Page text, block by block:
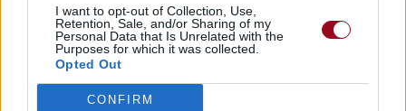
I want to opt-out of Collection, Use,
Retention, Sale, and/or Sharing of my
Personal Data that Is Unrelated with the
Purposes for which it was collected.
Opted Out
CONFIRM
Chanson sans vidéo